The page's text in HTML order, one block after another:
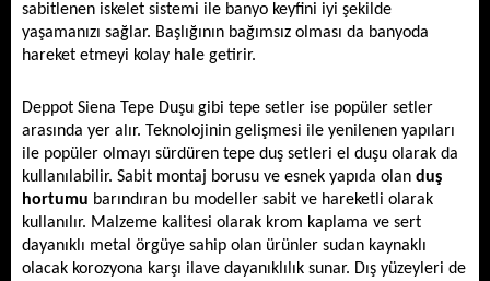
sabitlenen iskelet sistemi ile banyo keyfini iyi şekilde
yaşamanızı sağlar. Başlığının bağımsız olması da banyoda
hareket etmeyi kolay hale getirir.
Deppot Siena Tepe Duşu gibi tepe setler ise popüler setler
arasında yer alır. Teknolojinin gelişmesi ile yenilenen yapıları
ile popüler olmayı sürdüren tepe duş setleri el duşu olarak da
kullanılabilir. Sabit montaj borusu ve esnek yapıda olan duş
hortumu barındıran bu modeller sabit ve hareketli olarak
kullanılır. Malzeme kalitesi olarak krom kaplama ve sert
dayanıklı metal örgüye sahip olan ürünler sudan kaynaklı
olacak korozyona karşı ilave dayanıklılık sunar. Dış yüzeyleri de